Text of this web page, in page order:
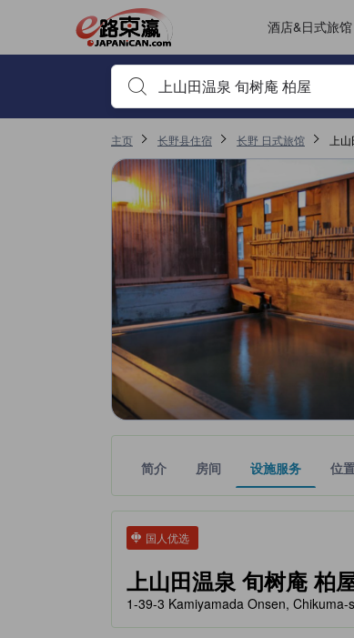
酒店&日式旅馆
输入住宿名或关键词以搜索，使用箭头或
主页 长野县住宿 长野 日式旅馆 上
简介 房间 设施服务 位
国人优选
tooltip
上山田温泉 旬树庵 柏
tooltip
金色星星表示的等级信息由合作第三方平
1-39-3 Kamiyamada Onsen, Chikuma-